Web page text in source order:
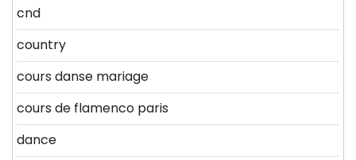
cnd
country
cours danse mariage
cours de flamenco paris
dance